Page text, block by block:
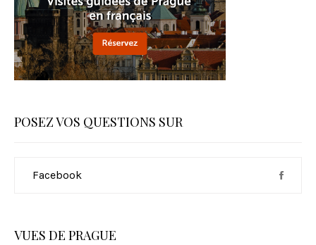
POSEZ VOS QUESTIONS SUR
Facebook
VUES DE PRAGUE